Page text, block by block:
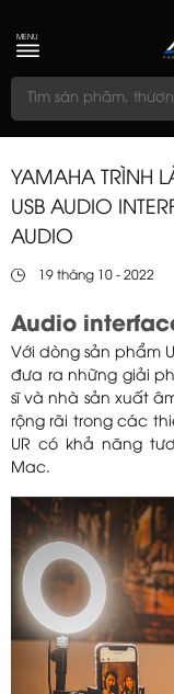
MENU
YAMAHA TRÌNH
USB AUDIO
AUDIO
19 tháng 10 - 2022
Audio
Với dòng sản phẩm
đưa ra những giải
sĩ và nhà sản xuất
rộng rãi trong các
UR có khả năng
Mac.